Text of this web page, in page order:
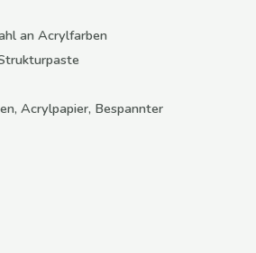
an Acrylfarben
Acrylpapier, Bespannter